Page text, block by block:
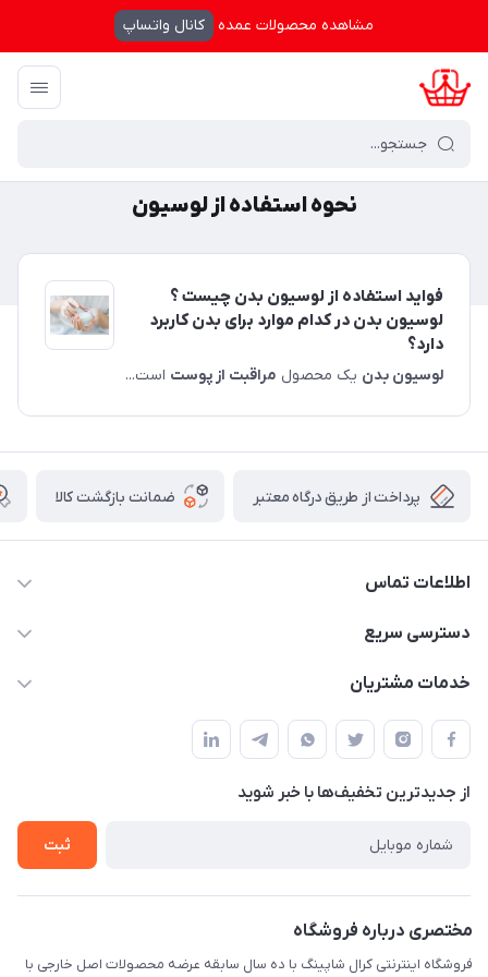
مشاهده محصولات عمده کانال واتساپ
کرال شاپینگ / نحوه استفاده از لوسیون
نحوه استفاده از لوسیون
فواید استفاده از لوسیون بدن چیست ؟
لوسیون بدن در کدام موارد برای بدن کاربرد
دارد؟
لوسیون بدن یک محصول مراقبت از پوست است...
پرداخت از طریق درگاه معتبر ضمانت بازگشت کالا
اطلاعات تماس
09141934659
تجاری بین المللی داریوش ، طبقه همکف ، فروشگاه کرال شاپینگ
دسترسی سریع
حساب کاربری
لیست محصولات
درباره ما
خدمات مشتریان
پیگیری سفارش
شیوه های پرداخت
رویه مرجوع کالا
شرایط و قوانین
از جدید‌ترین تخفیف‌ها با‌ خبر شوید
ثبت
مختصری درباره فروشگاه
فروشگاه اینترنتی کرال شاپینگ با ده سال سابقه عرضه محصولات اصل خارجی با